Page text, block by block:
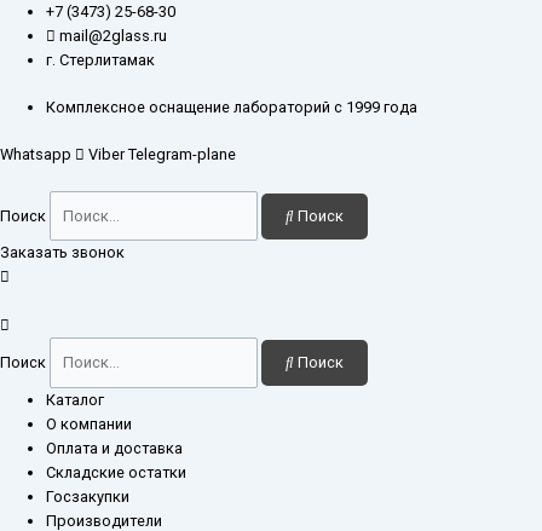
Перейти
содержимому
+7 (3473) 25-68-30
mail@2glass.ru
г. Стерлитамак
Комплексное оснащение лабораторий с 1999 года
Whatsapp Viber Telegram-plane
Поиск Поиск
Заказать звонок
Поиск Поиск
Каталог
О компании
Оплата и доставка
Складские остатки
Госзакупки
Производители
Количество
товара
Стакан
1000